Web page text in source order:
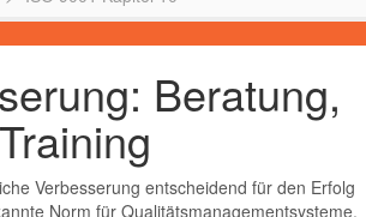
Beratung,
Verbesserung entscheidend für den Erfolg
Norm für Qualitätsmanagementsysteme,